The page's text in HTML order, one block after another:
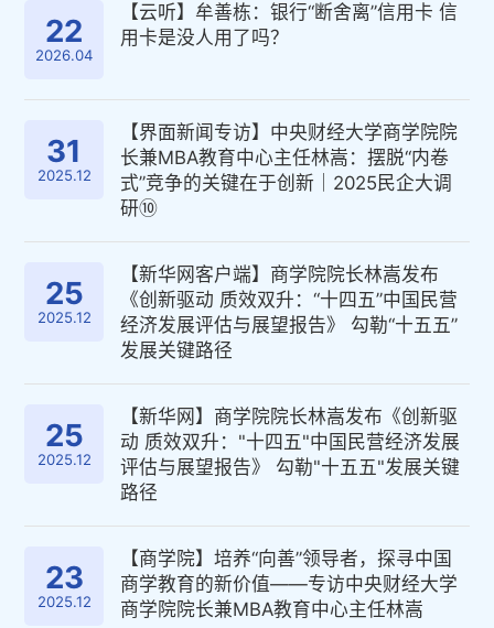
22
2026.04
【云听】牟善栋：银行“断舍离”信用卡 信
用卡是没人用了吗？
31
2025.12
【界面新闻专访】中央财经大学商学院院
长兼MBA教育中心主任林嵩：摆脱“内卷
式”竞争的关键在于创新｜2025民企大调
研⑩
25
2025.12
【新华网客户端】商学院院长林嵩发布
《创新驱动 质效双升：“十四五”中国民营
经济发展评估与展望报告》 勾勒“十五五”
发展关键路径
25
2025.12
【新华网】商学院院长林嵩发布《创新驱
动 质效双升："十四五"中国民营经济发展
评估与展望报告》 勾勒"十五五"发展关键
路径
23
2025.12
【商学院】培养“向善”领导者，探寻中国
商学教育的新价值——专访中央财经大学
商学院院长兼MBA教育中心主任林嵩